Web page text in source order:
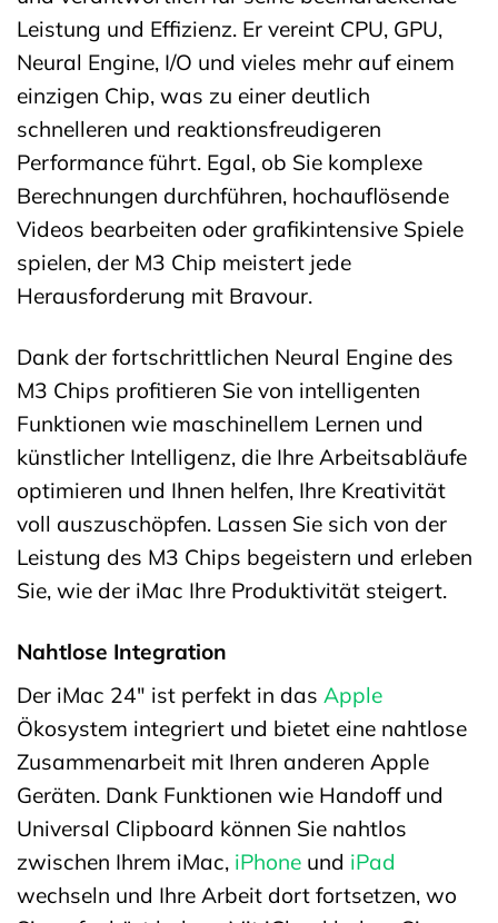
Leistung und Effizienz. Er vereint CPU, GPU,
Neural Engine, I/O und vieles mehr auf einem
einzigen Chip, was zu einer deutlich
schnelleren und reaktionsfreudigeren
Performance führt. Egal, ob Sie komplexe
Berechnungen durchführen, hochauflösende
Videos bearbeiten oder grafikintensive Spiele
spielen, der M3 Chip meistert jede
Herausforderung mit Bravour.
Dank der fortschrittlichen Neural Engine des
M3 Chips profitieren Sie von intelligenten
Funktionen wie maschinellem Lernen und
künstlicher Intelligenz, die Ihre Arbeitsabläufe
optimieren und Ihnen helfen, Ihre Kreativität
voll auszuschöpfen. Lassen Sie sich von der
Leistung des M3 Chips begeistern und erleben
Sie, wie der iMac Ihre Produktivität steigert.
Nahtlose Integration
Der iMac 24″ ist perfekt in das Apple
Ökosystem integriert und bietet eine nahtlose
Zusammenarbeit mit Ihren anderen Apple
Geräten. Dank Funktionen wie Handoff und
Universal Clipboard können Sie nahtlos
zwischen Ihrem iMac, iPhone und iPad
wechseln und Ihre Arbeit dort fortsetzen, wo